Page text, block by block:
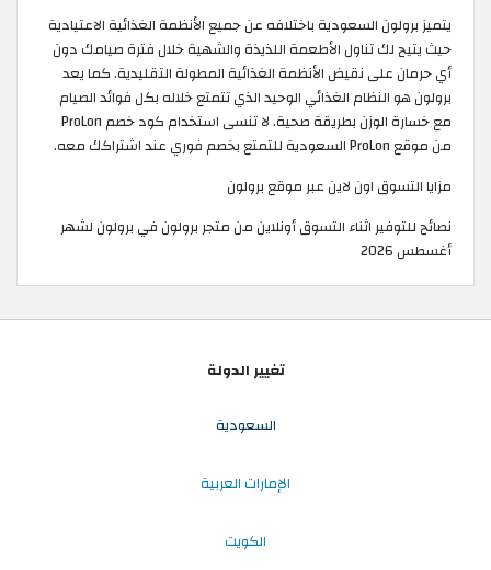
يتميز برولون السعودية باختلافه عن جميع الأنظمة الغذائية الاعتيادية
حيث يتيح لك تناول الأطعمة اللذيذة والشهية خلال فترة صيامك دون
أي حرمان على نقيض الأنظمة الغذائية المطولة التقليدية. كما يعد
برولون هو النظام الغذائي الوحيد الذي تتمتع خلاله بكل فوائد الصيام
مع خسارة الوزن بطريقة صحية. لا تنسى استخدام كود خصم ProLon
من موقع ProLon السعودية للتمتع بخصم فوري عند اشتراكك معه.
مزايا التسوق اون لاين عبر موقع برولون
نصائح للتوفير اثناء التسوق أونلاين من متجر برولون في برولون لشهر
أغسطس 2026
تغيير الدولة
السعودية
الإمارات العربية
الكويت